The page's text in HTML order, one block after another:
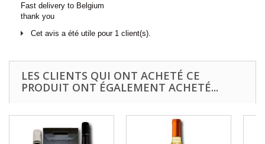
Fast delivery to Belgium
thank you
Cet avis a été utile pour 1 client(s).
LES CLIENTS QUI ONT ACHETÉ CE
PRODUIT ONT ÉGALEMENT ACHETÉ...